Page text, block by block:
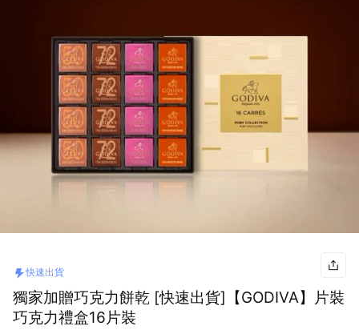
快速出貨
獨家加贈巧克力餅乾 [快速出貨]【GODIVA】片裝
巧克力禮盒16片裝